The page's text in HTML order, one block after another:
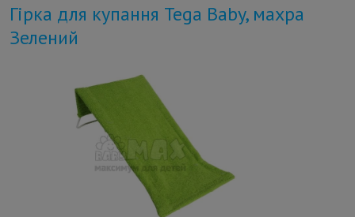
Гірка для купання Tega Baby, махра
Зелений